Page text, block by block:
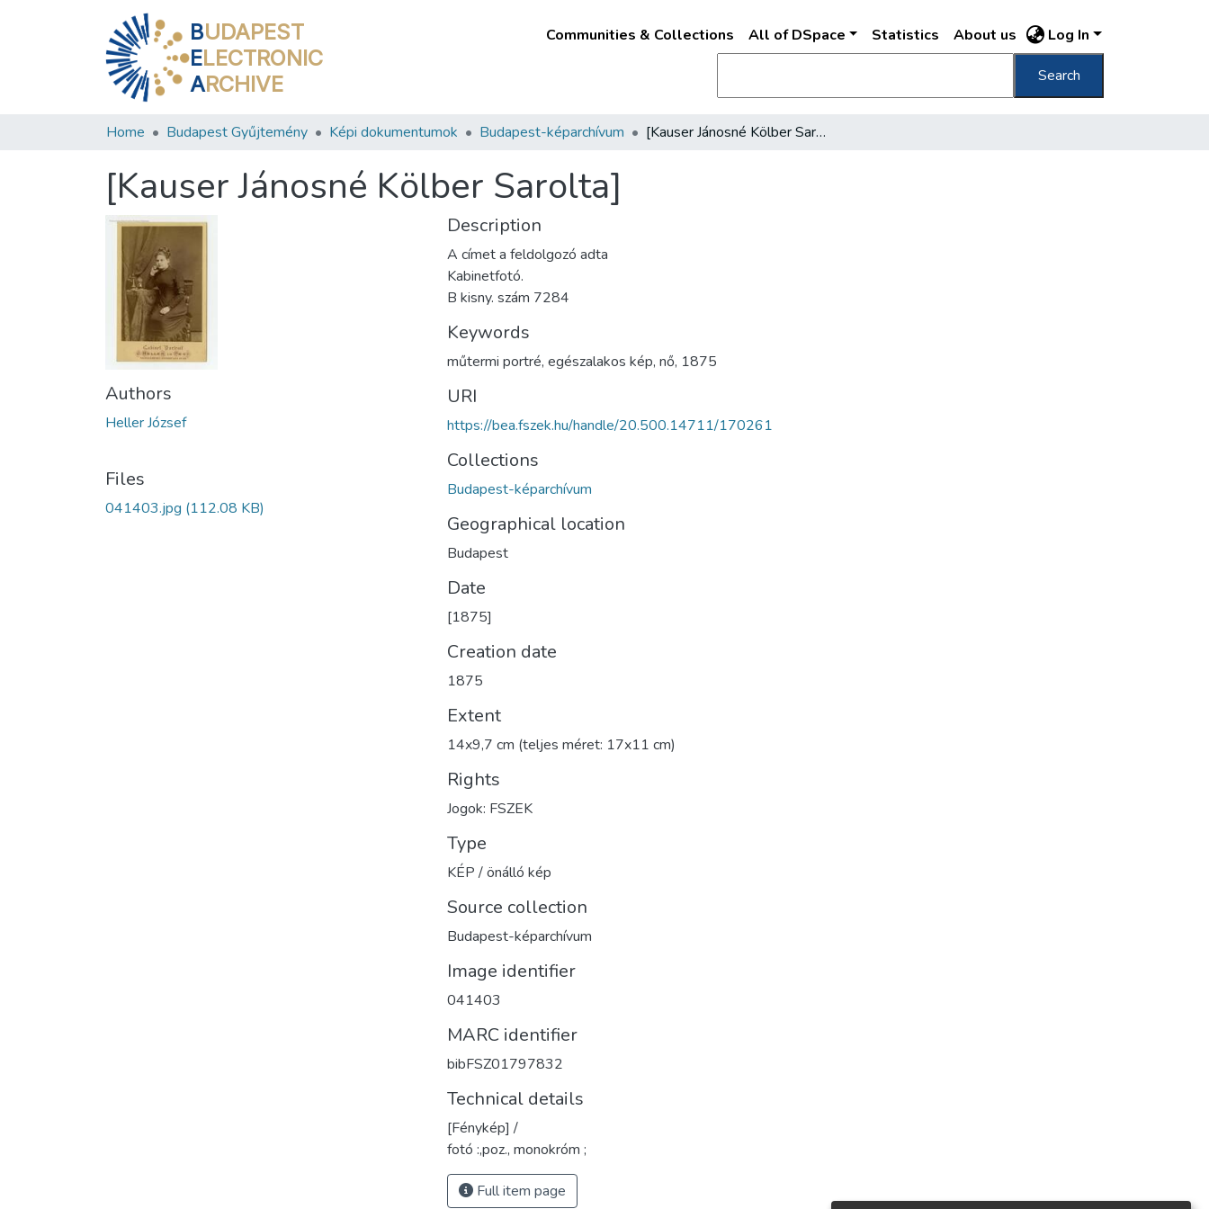
BUDAPEST
ELECTRONIC
ARCHIVE
Communities & Collections All of DSpace Statistics About us Log In
Search
Home Budapest Gyűjtemény Képi dokumentumok Budapest-képarchívum [Kauser Jánosné Kölber Sarolta]
[Kauser Jánosné Kölber Sarolta]
Authors
Heller József
Files
041403.jpg (112.08 KB)
Description
A címet a feldolgozó adta
Kabinetfotó.
B kisny. szám 7284
Keywords
műtermi portré, egészalakos kép, nő, 1875
URI
https://bea.fszek.hu/handle/20.500.14711/170261
Collections
Budapest-képarchívum
Geographical location
Budapest
Date
[1875]
Creation date
1875
Extent
14x9,7 cm (teljes méret: 17x11 cm)
Rights
Jogok: FSZEK
Type
KÉP / önálló kép
Source collection
Budapest-képarchívum
Image identifier
041403
MARC identifier
bibFSZ01797832
Technical details
[Fénykép] /
fotó :,poz., monokróm ;
Full item page